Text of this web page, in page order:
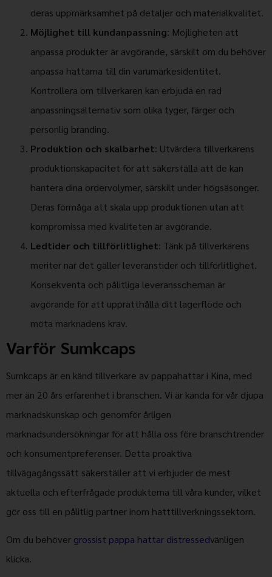
deras uppmärksamhet på detaljer och materialkvalitet.
Möjlighet till kundanpassning: Möjligheten att
anpassa produkter är avgörande, särskilt om du behöver
anpassa hattarna till din varumärkesidentitet.
Kontrollera om tillverkaren kan erbjuda en rad
anpassningsalternativ som olika tyger, färger och
personlig branding.
Produktion och skalbarhet: Utvärdera tillverkarens
produktionskapacitet för att säkerställa att de kan
hantera dina ordervolymer, särskilt under högsäsonger.
Deras förmåga att skala upp produktionen utan att
kompromissa med kvaliteten är avgörande.
Ledtider och tillförlitlighet: Tänk på tillverkarens
meriter när det gäller leveranstider och tillförlitlighet.
Konsekventa och pålitliga leveransscheman är
avgörande för att upprätthålla ditt lagerflöde och
möta marknadens krav.
Varför Sumkcaps
Sumkcaps är en känd tillverkare av pappahattar i Kina, med
mer än 20 års erfarenhet i branschen. Vi är kända för vår djupa
marknadskunskap och genomför årligen
marknadsundersökningar för att hålla oss före branschtrender
och konsumentpreferenser. Detta proaktiva
tillvägagångssätt säkerställer att vi erbjuder de mest
aktuella och efterfrågade produkterna till våra kunder, vilket
gör oss till en pålitlig partner inom hatttillverkningssektorn.
Om du behöver grossist pappa hattar distressedvänligen
klicka.